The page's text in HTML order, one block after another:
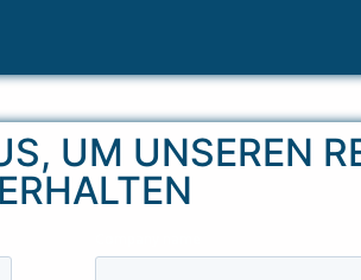
UM UNSEREN
ERHALTEN